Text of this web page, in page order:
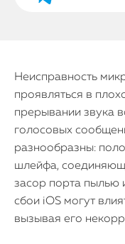
Неисправность
проявляться в
прерывании звука
голосовых
разнообразны:
шлейфа,
засор порта пылью
сбои iOS могут
вызывая его